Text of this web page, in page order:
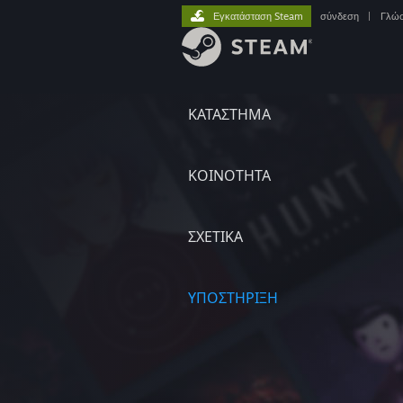
ΚΑΤΑΣΤΗΜΑ
ΚΟΙΝΟΤΗΤΑ
ΣΧΕΤΙΚΆ
ΥΠΟΣΤΗΡΙΞΗ
Εγκατάσταση Steam σύνδεση